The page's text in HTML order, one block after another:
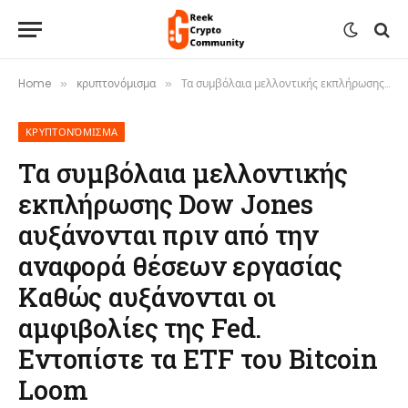
Home » κρυπτονόμισμα » Τα συμβόλαια μελλοντικής εκπλήρωσης Dow Jones αυξάνονται πριν από την αναφορά θέσεων εργασίας Καθώς αυξάνονται οι αμφιβολίες της Fed. Εντοπίστε τα ETF του Bitcoin Loom
ΚΡΥΠΤΟΝΌΜΙΣΜΑ
Τα συμβόλαια μελλοντικής
εκπλήρωσης Dow Jones
αυξάνονται πριν από την
αναφορά θέσεων εργασίας
Καθώς αυξάνονται οι
αμφιβολίες της Fed.
Εντοπίστε τα ETF του Bitcoin
Loom